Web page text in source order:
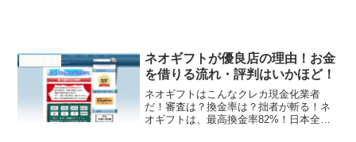
ネオギフトが優良店の理由！お金
を借りる流れ・評判はいかほど！
ネオギフトはこんなクレカ現金化業者
だ！審査は？換金率は？拙者が斬る！ネ
オギフトは、最高換金率82%！日本全国